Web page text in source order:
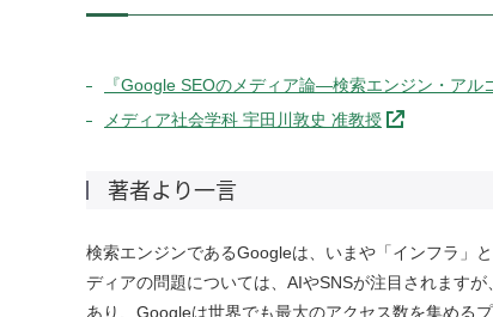
『Google SEOのメディア論—検索エンジン・ア
メディア社会学科 宇田川敦史 准教授
著者より一言
検索エンジンであるGoogleは、いまや「インフラ」
ディアの問題については、AIやSNSが注目されます
あり、Googleは世界でも最大のアクセス数を集める